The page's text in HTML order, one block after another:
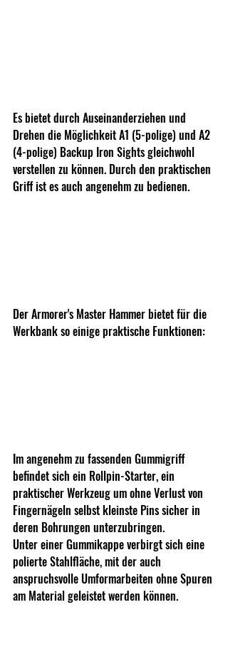
Es bietet durch Auseinanderziehen und
Drehen die Möglichkeit A1 (5-polige) und A2
(4-polige) Backup Iron Sights gleichwohl
verstellen zu können. Durch den praktischen
Griff ist es auch angenehm zu bedienen.
Der Armorer's Master Hammer bietet für die
Werkbank so einige praktische Funktionen:
Im angenehm zu fassenden Gummigriff
befindet sich ein Rollpin-Starter, ein
praktischer Werkzeug um ohne Verlust von
Fingernägeln selbst kleinste Pins sicher in
deren Bohrungen unterzubringen.
Unter einer Gummikappe verbirgt sich eine
polierte Stahlfläche, mit der auch
anspruchsvolle Umformarbeiten ohne Spuren
am Material geleistet werden können.